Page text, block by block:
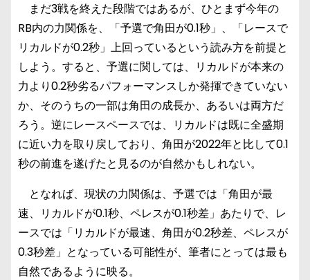
まだ3戦を終えた段階ではあるが、ひとまず今年の
RB内の力関係を、「予選で角田が0.1秒」、「レースで
リカルドが0.2秒」上回っているという読み方を前提と
しよう。すると、予選に関しては、リカルドが本来の
力より0.2秒劣るパフォーマンスしか発揮できていない
か、そのうちの一部は角田の成長か、あるいは両方だ
ろう。逆にレースペースでは、リカルドは既に全盛期
に近い力を取り戻しており、角田が2022年と比して0.1
秒の前進を遂げたと見るのが自然かもしれない。
となれば、現状の力関係は、予選では「角田が最
速、リカルドが0.1秒、ペレスが0.1秒差」あたりで、レ
ースでは「リカルドが最速、角田が0.2秒差、ペレスが
0.3秒差」となっている可能性が、筆者にとっては最も
自然であるように映る。